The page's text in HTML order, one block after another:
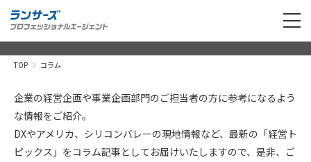
TOP コラム
企業の経営企画や事業企画部門のご担当者の方に参考になるよう
な情報をご紹介。
DXやアメリカ、シリコンバレーの現地情報など、最新の「経営ト
ピックス」をコラム記事としてお届けいたしますので、是非、ご